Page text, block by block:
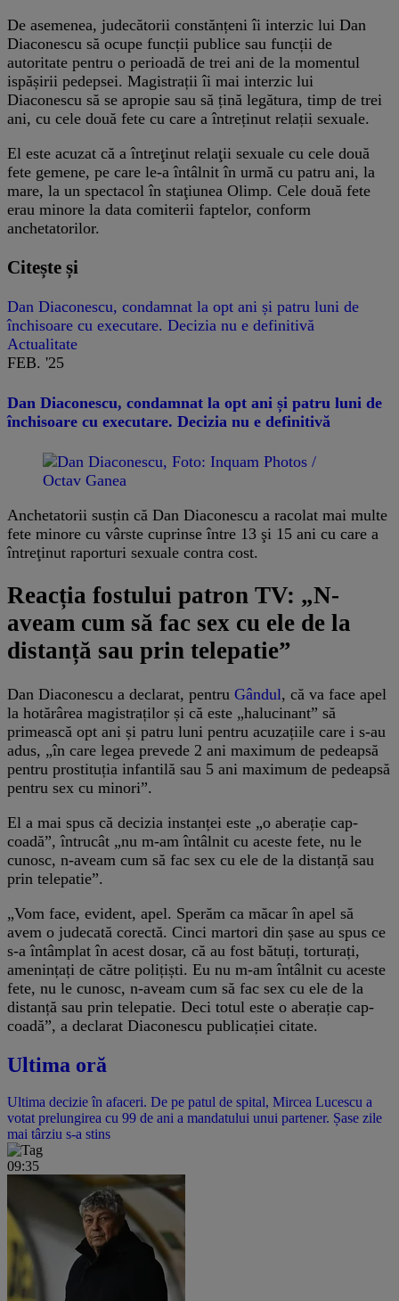
De asemenea, judecătorii constănțeni îi interzic lui Dan
Diaconescu să ocupe funcții publice sau funcții de
autoritate pentru o perioadă de trei ani de la momentul
ispășirii pedepsei. Magistrații îi mai interzic lui
Diaconescu să se apropie sau să țină legătura, timp de trei
ani, cu cele două fete cu care a întreținut relații sexuale.
El este acuzat că a întreţinut relaţii sexuale cu cele două
fete gemene, pe care le-a întâlnit în urmă cu patru ani, la
mare, la un spectacol în staţiunea Olimp. Cele două fete
erau minore la data comiterii faptelor, conform
anchetatorilor.
Citește și
Dan Diaconescu, condamnat la opt ani și patru luni de
închisoare cu executare. Decizia nu e definitivă
Actualitate
FEB. '25
Dan Diaconescu, condamnat la opt ani și patru luni de
închisoare cu executare. Decizia nu e definitivă
Anchetatorii susțin că Dan Diaconescu a racolat mai multe
fete minore cu vârste cuprinse între 13 şi 15 ani cu care a
întreţinut raporturi sexuale contra cost.
Reacția fostului patron TV: „N-
aveam cum să fac sex cu ele de la
distanță sau prin telepatie”
Dan Diaconescu a declarat, pentru Gândul, că va face apel
la hotărârea magistraților și că este „halucinant” să
primească opt ani și patru luni pentru acuzațiile care i s-au
adus, „în care legea prevede 2 ani maximum de pedeapsă
pentru prostituția infantilă sau 5 ani maximum de pedeapsă
pentru sex cu minori”.
El a mai spus că decizia instanței este „o aberație cap-
coadă”, întrucât „nu m-am întâlnit cu aceste fete, nu le
cunosc, n-aveam cum să fac sex cu ele de la distanță sau
prin telepatie”.
„Vom face, evident, apel. Sperăm ca măcar în apel să
avem o judecată corectă. Cinci martori din șase au spus ce
s-a întâmplat în acest dosar, că au fost bătuți, torturați,
amenințați de către polițiști. Eu nu m-am întâlnit cu aceste
fete, nu le cunosc, n-aveam cum să fac sex cu ele de la
distanță sau prin telepatie. Deci totul este o aberație cap-
coadă”, a declarat Diaconescu publicației citate.
Ultima oră
Ultima decizie în afaceri. De pe patul de spital, Mircea Lucescu a
votat prelungirea cu 99 de ani a mandatului unui partener. Șase zile
mai târziu s-a stins
09:35